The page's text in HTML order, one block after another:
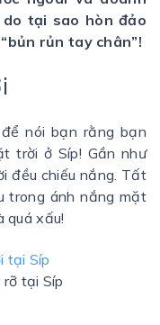
tại sao hòn đảo
rủn tay chân”!
nói bạn rằng bạn
trời ở Síp! Gần như
đều chiếu nắng. Tất
trong ánh nắng mặt
quá xấu!
tại Síp